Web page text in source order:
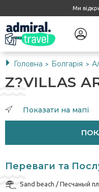
Ми
Головна > Болгарія >
Z?VILLAS
Показати на мапі
Переваги та
Sand beach / Песчаный